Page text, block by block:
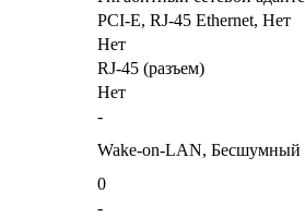
PCI-E, RJ-45 Ethernet, Нет
Нет
RJ-45 (разъем)
Нет
-
Wake-on-LAN, Бесшумный
0
-